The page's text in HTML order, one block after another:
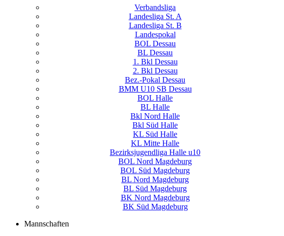
Verbandsliga
Landesliga St. A
Landesliga St. B
Landespokal
BOL Dessau
BL Dessau
1. Bkl Dessau
2. Bkl Dessau
Bez.-Pokal Dessau
BMM U10 SB Dessau
BOL Halle
BL Halle
Bkl Nord Halle
Bkl Süd Halle
KL Süd Halle
KL Mitte Halle
Bezirksjugendliga Halle u10
BOL Nord Magdeburg
BOL Süd Magdeburg
BL Nord Magdeburg
BL Süd Magdeburg
BK Nord Magdeburg
BK Süd Magdeburg
Mannschaften